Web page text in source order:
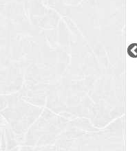
東急大井町線
『尾山台駅』徒歩